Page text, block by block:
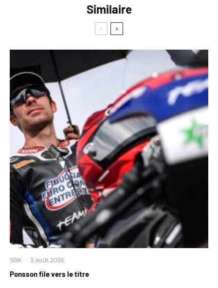
Similaire
SBK · 3 août 2026
Ponsson file vers le titre